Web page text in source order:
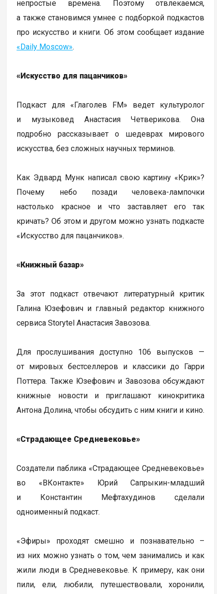
непростые времена. Поэтому отвлекаемся,
а также становимся умнее с подборкой подкастов
про искусство и книги. Об этом сообщает издание
«Daily Moscow».
«Искусство для пацанчиков»
Подкаст для «Глаголев FM» ведет культуролог
и музыковед Анастасия Четверикова. Она
подробно рассказывает о шедеврах мирового
искусства, без сложных научных терминов.
Как Эдвард Мунк написал свою картину «Крик»?
Почему небо позади человека-лампочки
настолько красное и что заставляет его так
кричать? Об этом и другом можно узнать подкасте
«Искусство для пацанчиков».
«Книжный базар»
За этот подкаст отвечают литературный критик
Галина Юзефович и главный редактор книжного
сервиса Storytel Анастасия Завозова.
Для прослушивания доступно 106 выпусков —
от мировых бестселлеров и классики до Гарри
Поттера. Также Юзефович и Завозова обсуждают
книжные новости и приглашают кинокритика
Антона Долина, чтобы обсудить с ним книги и кино.
«Страдающее Средневековье»
Создатели паблика «Страдающее Средневековье»
во «ВКонтакте» Юрий Сапрыкин-младший
и Константин Мефтахудинов сделали
одноименный подкаст.
«Эфиры» проходят смешно и познавательно –
из них можно узнать о том, чем занимались и как
жили люди в Средневековье. К примеру, как они
пили, ели, любили, путешествовали, хоронили,